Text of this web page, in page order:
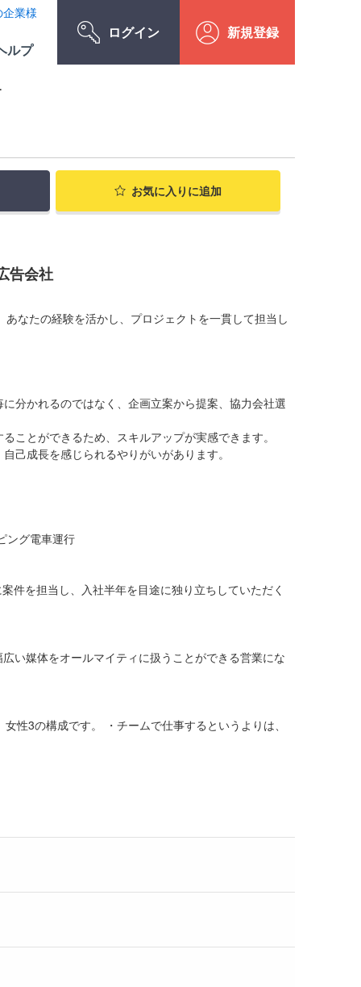
業様
ルプ
ログイン 新規登録
お気に入り に追加
告会社
なたの経験を活かし、プロジェクトを一貫して担当し
分かれるのではなく、企画立案から提案、協力会社選
ことができるため、スキルアップが実感できます。
己成長を感じられるやりがいがあります。
ング電車運行
件を担当し、入社半年を目途に独り立ちしていただく
い媒体をオールマイティに扱うことができる営業にな
性3の構成です。 ・チームで仕事するというよりは、